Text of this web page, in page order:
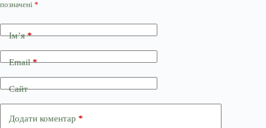
позначені *
Ім’я*
Email*
Сайт
Додати коментар *